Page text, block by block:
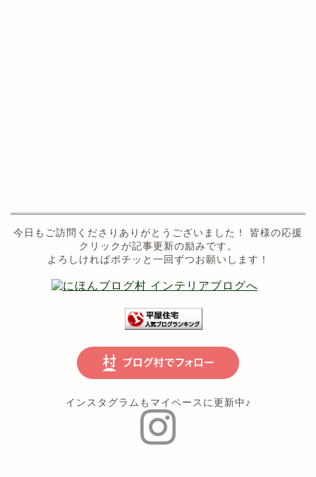
今日もご訪問くださりありがとうございました！ 皆様の応援
クリックが記事更新の励みです。
よろしければポチッと一回ずつお願いします！
インスタグラムもマイペースに更新中♪